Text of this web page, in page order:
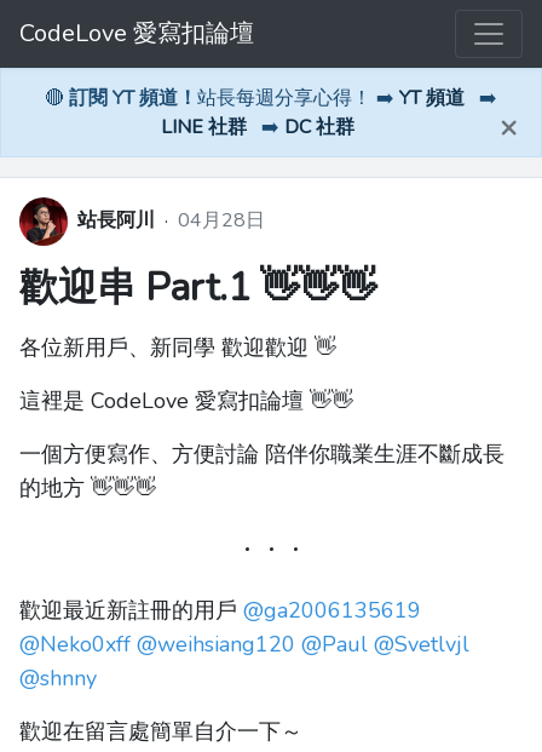
CodeLove 愛寫扣論壇
🔴 訂閱 YT 頻道！ 站長每週分享心得！ ➡️ YT 頻道 ➡️
LINE 社群 ➡️ DC 社群 ×
站長阿川 · 04月28日
歡迎串 Part.1 👋👋👋
各位新用戶、新同學 歡迎歡迎 👋
這裡是 CodeLove 愛寫扣論壇 👋👋
一個方便寫作、方便討論 陪伴你職業生涯不斷成長
的地方 👋👋👋
歡迎最近新註冊的用戶 @ga2006135619
@Neko0xff @weihsiang120 @Paul @Svetlvjl
@shnny
歡迎在留言處簡單自介一下～